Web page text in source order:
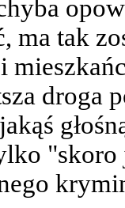
ma tak
droga